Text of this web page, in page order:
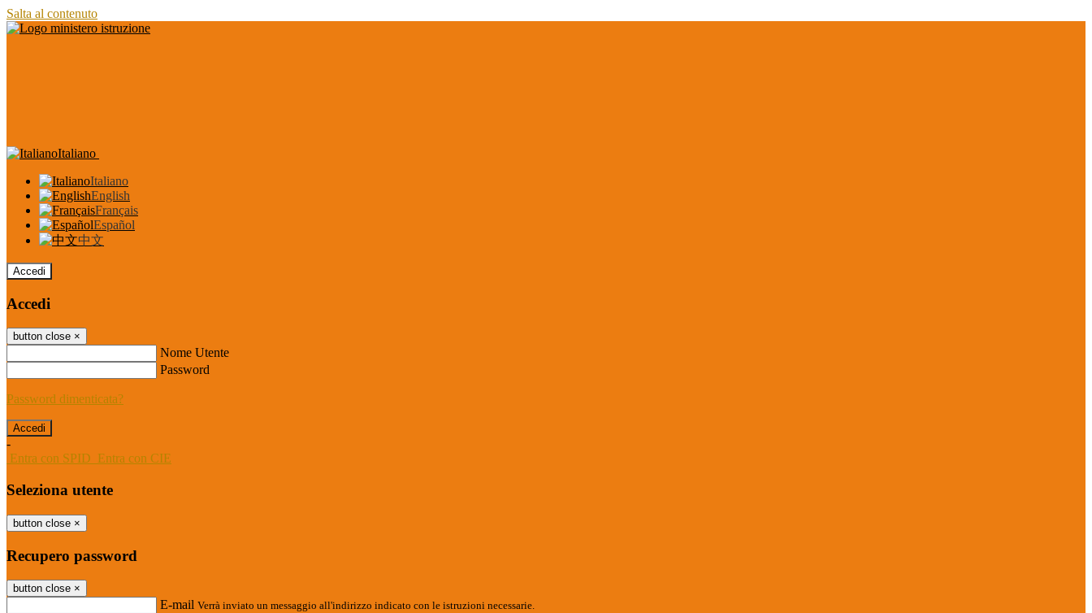
Salta al contenuto
Italiano
Italiano
English
Français
Español
中文
Accedi
Accedi
button close ×
Nome Utente
Password
Password dimenticata?
-
Entra con SPID Entra con CIE
Seleziona utente
button close ×
Recupero password
button close ×
E-mail Verrà inviato un messaggio all'indirizzo indicato con le istruzioni necessarie.